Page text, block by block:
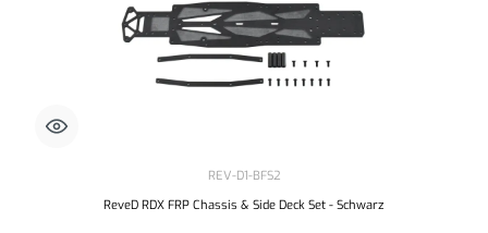
REV-D1-BFS2
ReveD RDX FRP Chassis & Side Deck Set - Schwarz